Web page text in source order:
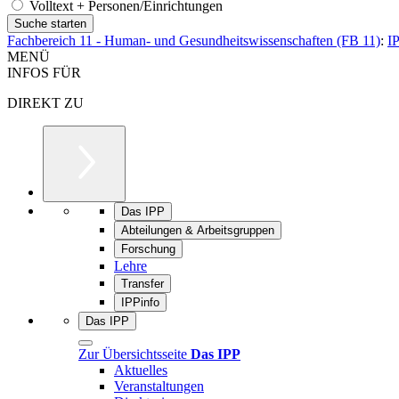
Volltext + Personen/Einrichtungen
Fachbereich 11 - Human- und Gesundheitswissenschaften (FB 11):
MENÜ
INFOS FÜR
DIREKT ZU
Das IPP
Abteilungen & Arbeitsgruppen
Forschung
Lehre
Transfer
IPPinfo
Das IPP
Zur Übersichtsseite Das IPP
Aktuelles
Veranstaltungen